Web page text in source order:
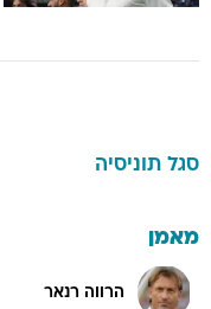
סגל תוניסיה
מאמן
הרווה רנאר